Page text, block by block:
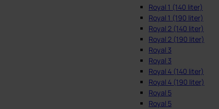
Royal 1 (140 liter)
Royal 1 (190 liter)
Royal 2 (140 liter)
Royal 2 (190 liter)
Royal 3
Royal 3
Royal 4 (140 liter)
Royal 4 (190 liter)
Royal 5
Royal 5